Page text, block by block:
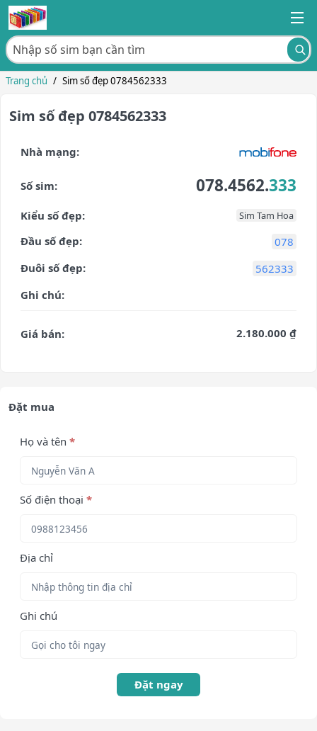
Trang chủ / Sim số đẹp 0784562333
Sim số đẹp 0784562333
Nhà mạng:
Số sim: 078.4562.333
Kiểu số đẹp: Sim Tam Hoa
Đầu số đẹp:
078
Đuôi số đẹp:
562333
Ghi chú:
Giá bán: 2.180.000 ₫
Đặt mua
Họ và tên *
Số điện thoại *
Địa chỉ
Ghi chú
Đặt ngay